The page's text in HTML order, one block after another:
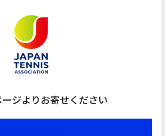
ジよりお寄せください